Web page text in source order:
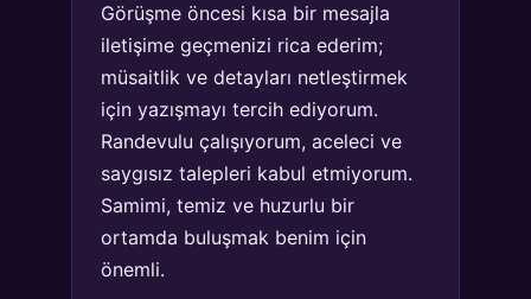
Görüşme öncesi kısa bir mesajla
iletişime geçmenizi rica ederim;
müsaitlik ve detayları netleştirmek
için yazışmayı tercih ediyorum.
Randevulu çalışıyorum, aceleci ve
saygısız talepleri kabul etmiyorum.
Samimi, temiz ve huzurlu bir
ortamda buluşmak benim için
önemli.